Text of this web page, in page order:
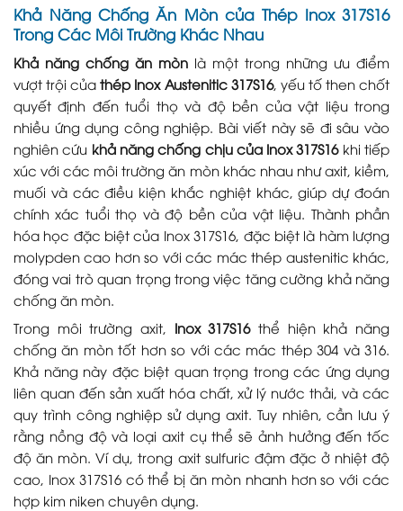
Khả Năng Chống Ăn Mòn của Thép Inox 317S16
Trong Các Môi Trường Khác Nhau
Khả năng chống ăn mòn là một trong những ưu điểm
vượt trội củathép Inox Austenitic 317S16, yếu tố then chốt
quyết định đến tuổi thọ và độ bền của vật liệu trong
nhiều ứng dụng công nghiệp. Bài viết này sẽ đi sâu vào
nghiên cứu khả năng chống chịu của Inox 317S16khi tiếp
xúc với các môi trường ăn mòn khác nhau như axit, kiềm,
muối và các điều kiện khắc nghiệt khác, giúp dự đoán
chính xác tuổi thọ và độ bền của vật liệu. Thành phần
hóa học đặc biệt của Inox 317S16, đặc biệt là hàm lượng
molypden cao hơn so với các mác thép austenitic khác,
đóng vai trò quan trọng trong việc tăng cường khả năng
chống ăn mòn.
Trong môi trường axit, Inox 317S16thể hiện khả năng
chống ăn mòn tốt hơn so với các mác thép 304 và 316.
Khả năng này đặc biệt quan trọng trong các ứng dụng
liên quan đến sản xuất hóa chất, xử lý nước thải, và các
quy trình công nghiệp sử dụng axit. Tuy nhiên, cần lưu ý
rằng nồng độ và loại axit cụ thể sẽ ảnh hưởng đến tốc
độ ăn mòn. Ví dụ, trong axit sulfuric đậm đặc ở nhiệt độ
cao, Inox 317S16 có thể bị ăn mòn nhanh hơn so với các
hợp kim niken chuyên dụng.